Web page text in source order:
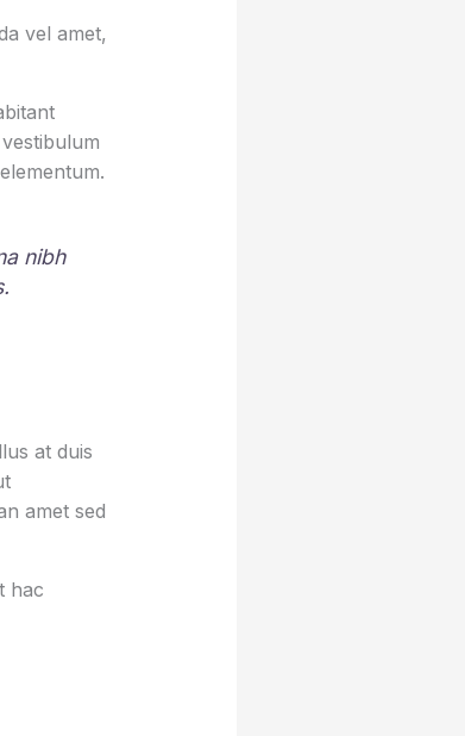
vel amet,
nibh
at duis
amet sed
hac